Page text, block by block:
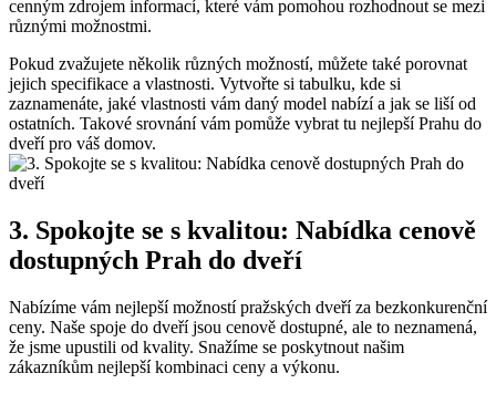
cenným zdrojem informací, které vám pomohou rozhodnout se mezi
různými možnostmi.
Pokud zvažujete několik různých možností, můžete také porovnat
jejich specifikace a vlastnosti. Vytvořte si tabulku, kde si
zaznamenáte, jaké vlastnosti vám daný model nabízí a jak se liší od
ostatních. Takové srovnání vám pomůže vybrat tu nejlepší Prahu do
dveří pro váš domov.
3. Spokojte se s kvalitou: Nabídka cenově
dostupných Prah do dveří
Nabízíme vám nejlepší možností pražských dveří za bezkonkurenční
ceny. Naše spoje do dveří jsou cenově dostupné, ale to neznamená,
že jsme upustili od kvality. Snažíme se poskytnout našim
zákazníkům nejlepší kombinaci ceny a výkonu.